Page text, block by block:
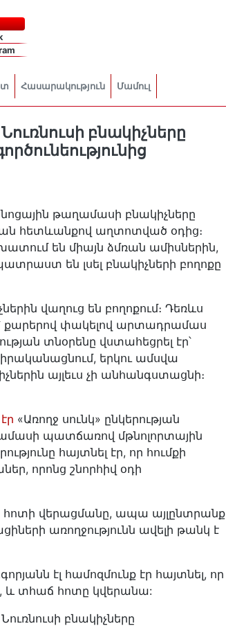
Հասարակություն Մամուլ
բնակիչները
թաղամասի բնակիչները
հետևանքով աղտոտված օդից։
են միայն ձմռան ամիսներին,
են լսել բնակիչների բողոքը
վաղուց են բողոքում։ Դեռևս
քարերով փակելով արտադրամաս
տնօրենը վստահեցրել էր՝
երկու ամսվա
այլեւս չի անհանգստացնի։
«Առողջ սունկ» ընկերության
պատճառով մթնոլորտային
հայտնել էր, որ հումքի
որոնց շնորհիվ օդի
հոտի վերացմանը, ապա այլընտրանք
առողջությունն ավելի թանկ է
էլ համոզմունք էր հայտնել, որ
և տհաճ հոտը կվերանա:
բնակիչները